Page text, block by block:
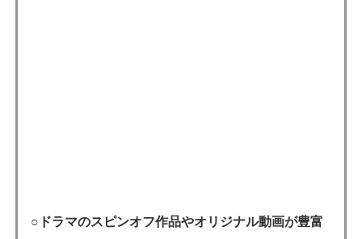
○ドラマのスピンオフ作品やオリジナル動画が豊富